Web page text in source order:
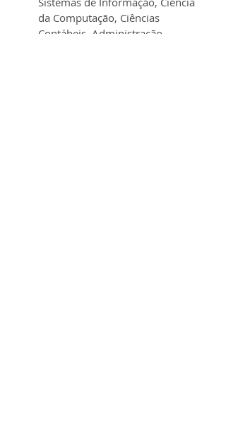
da Computação, Ciências
Contábeis, Administração,